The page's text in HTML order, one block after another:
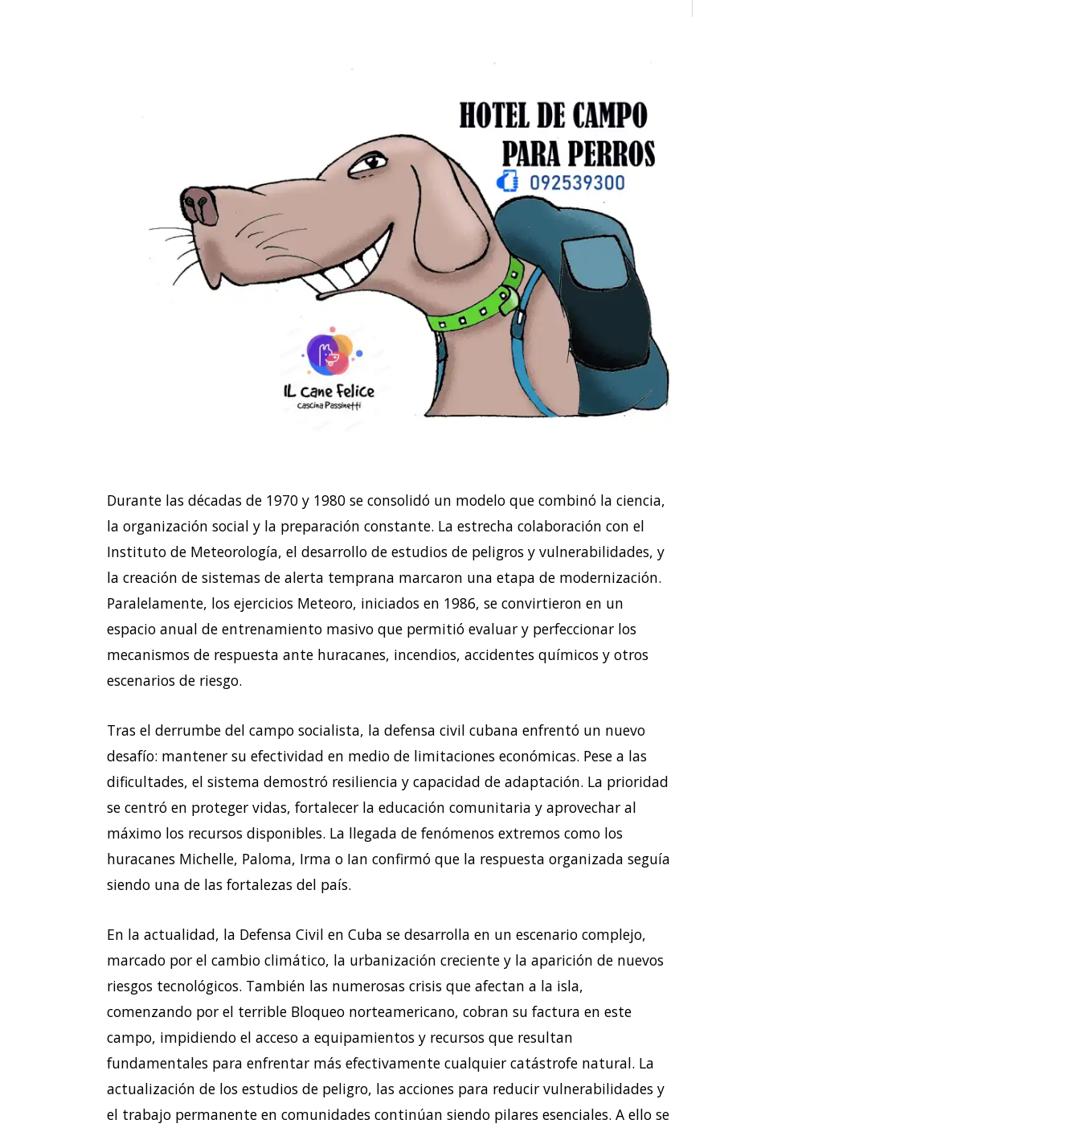
Durante las décadas de 1970 y 1980 se consolidó un modelo que combinó la ciencia,
la organización social y la preparación constante. La estrecha colaboración con el
Instituto de Meteorología, el desarrollo de estudios de peligros y vulnerabilidades, y
la creación de sistemas de alerta temprana marcaron una etapa de modernización.
Paralelamente, los ejercicios Meteoro, iniciados en 1986, se convirtieron en un
espacio anual de entrenamiento masivo que permitió evaluar y perfeccionar los
mecanismos de respuesta ante huracanes, incendios, accidentes químicos y otros
escenarios de riesgo.
Tras el derrumbe del campo socialista, la defensa civil cubana enfrentó un nuevo
desafío: mantener su efectividad en medio de limitaciones económicas. Pese a las
dificultades, el sistema demostró resiliencia y capacidad de adaptación. La prioridad
se centró en proteger vidas, fortalecer la educación comunitaria y aprovechar al
máximo los recursos disponibles. La llegada de fenómenos extremos como los
huracanes Michelle, Paloma, Irma o Ian confirmó que la respuesta organizada seguía
siendo una de las fortalezas del país.
En la actualidad, la Defensa Civil en Cuba se desarrolla en un escenario complejo,
marcado por el cambio climático, la urbanización creciente y la aparición de nuevos
riesgos tecnológicos. También las numerosas crisis que afectan a la isla,
comenzando por el terrible Bloqueo norteamericano, cobran su factura en este
campo, impidiendo el acceso a equipamientos y recursos que resultan
fundamentales para enfrentar más efectivamente cualquier catástrofe natural. La
actualización de los estudios de peligro, las acciones para reducir vulnerabilidades y
el trabajo permanente en comunidades continúan siendo pilares esenciales. A ello se